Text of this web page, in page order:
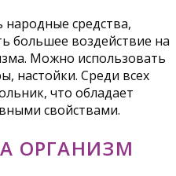
средства,
большее воздействие на
Можно использовать
настойки. Среди всех
что обладает
свойствами.
ОРГАНИЗМ